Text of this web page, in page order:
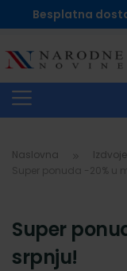
Besplatna
Naslovna
Super
srpnju!